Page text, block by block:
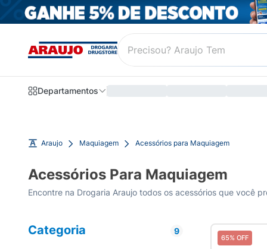
Departamentos
Araujo Maquiagem Acessórios para Maquiagem
Acessórios Para Maquiagem
Categoria 9
65% OFF